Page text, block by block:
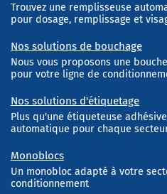
Trouvez une remplisseuse
pour dosage, remplissage et
Nos solutions de bouchage
Nous vous proposons une
pour votre ligne de
Nos solutions d'étiquetage
Plus qu'une étiqueteuse
automatique pour chaque
Monoblocs
Un monobloc adapté à votre
conditionnement